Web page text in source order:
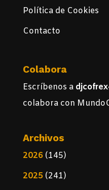
Política de Cookies
Contacto
Colabora
Escríbenos a
colabora con
Archivos
2026(145)
2025(241)